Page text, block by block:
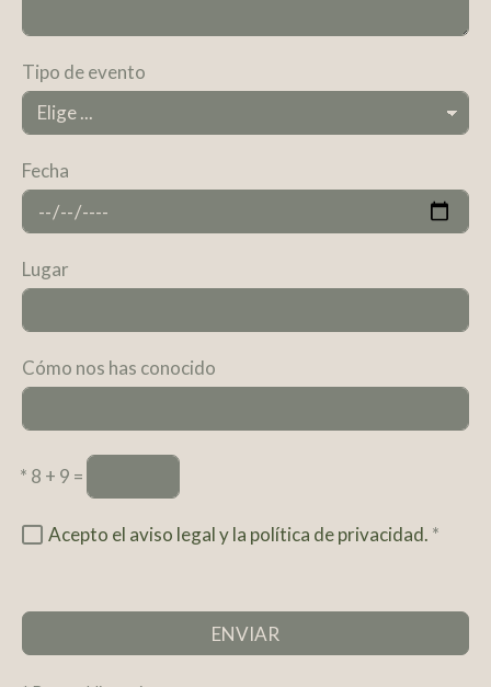
Tipo de evento
Fecha
Lugar
Cómo nos has conocido
* 8 + 9 =
Acepto el aviso legal y la política de privacidad. *
ENVIAR